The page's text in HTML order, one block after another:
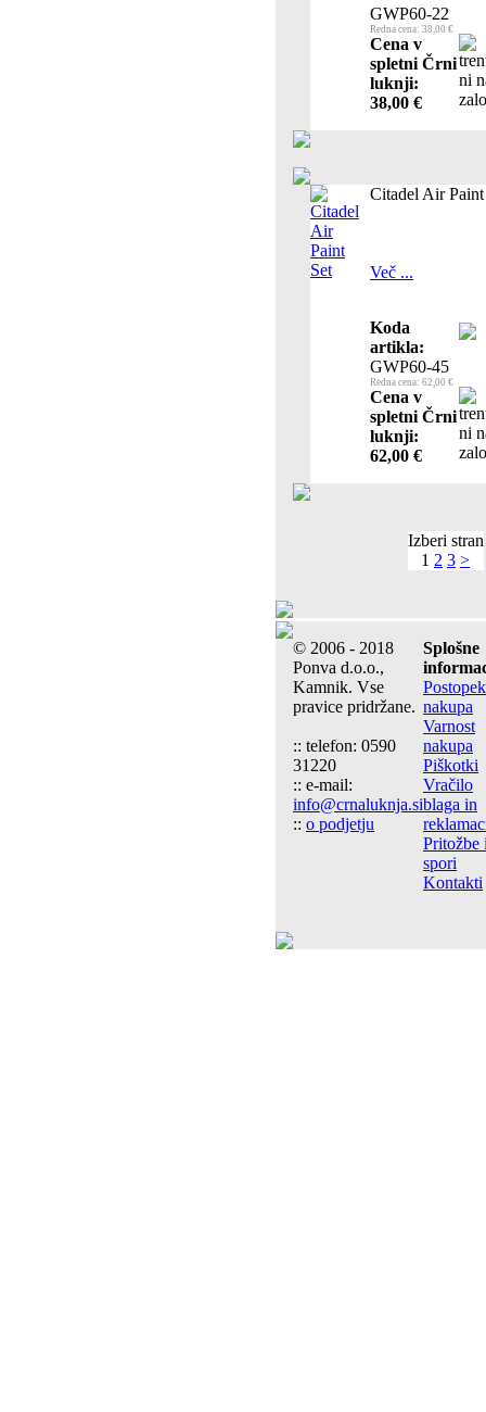
GWP60-22
Redna cena: 38,00 €
Cena v
spletni Črni
luknji:
38,00 €
Citadel Air Paint
Več ...
Koda
artikla:
GWP60-45
Redna cena: 62,00 €
Cena v
spletni Črni
luknji:
62,00 €
Izberi stran
1 2 3 >
© 2006 - 2018
Ponva d.o.o.,
Kamnik. Vse
pravice pridržane.
:: telefon: 0590
31220
:: e-mail:
info@crnaluknja.si
:: o podjetju
Splošne
Postopek
nakupa
Varnost
nakupa
Piškotki
Vračilo
blaga in
Pritožbe
spori
Kontakti